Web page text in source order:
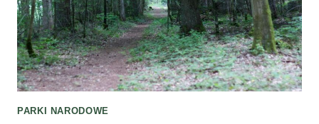
PRAKTYCZNE
PARKI NARODOWE